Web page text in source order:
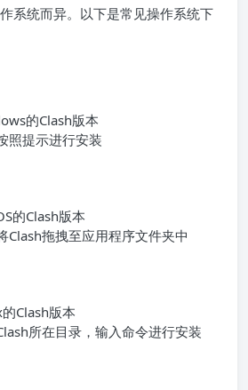
系统而异。以下是常见操作系统下
的Clash版本
照提示进行安装
的Clash版本
Clash拖拽至应用程序文件夹中
Clash版本
所在目录，输入命令进行安装